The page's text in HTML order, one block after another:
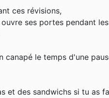
ces révisions,
ses portes pendant
canapé le temps d'une
et des sandwichs si tu as